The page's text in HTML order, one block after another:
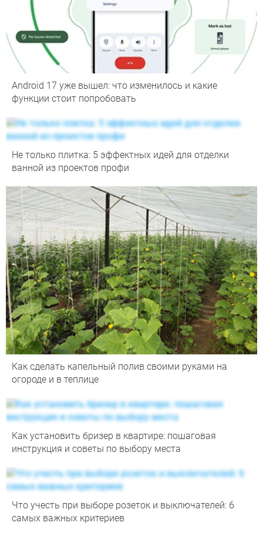
Android 17 уже вышел: что изменилось и какие
функции стоит попробовать
Не только плитка: 5 эффектных идей для отделки
ванной из проектов профи
Как сделать капельный полив своими руками на
огороде и в теплице
Как установить бризер в квартире: пошаговая
инструкция и советы по выбору места
Что учесть при выборе розеток и выключателей: 6
самых важных критериев